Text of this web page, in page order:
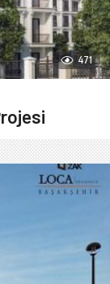
471